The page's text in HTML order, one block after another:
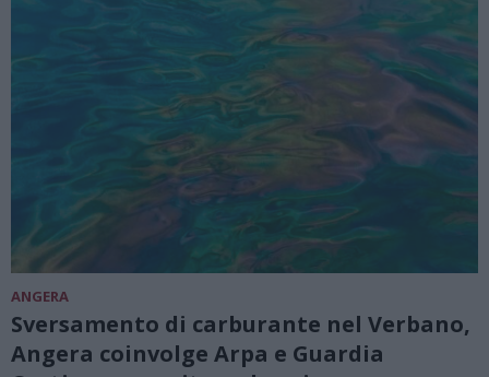
ANGERA
Sversamento di carburante nel Verbano,
Angera coinvolge Arpa e Guardia